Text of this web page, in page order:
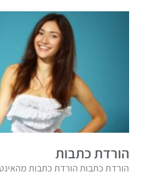
הורדת כתבות
הורדת כתבות הורדת כתבות